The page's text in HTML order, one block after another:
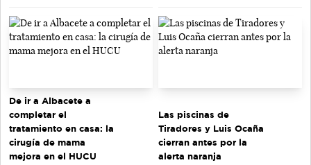
De ir a Albacete a
completar el
tratamiento en casa: la
cirugía de mama
mejora en el HUCU
Las piscinas de
Tiradores y Luis Ocaña
cierran antes por la
alerta naranja